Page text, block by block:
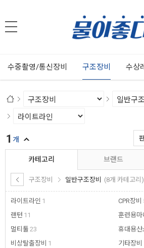
수중촬영/통신장비 구조장비 수상
카테고리
구조장비 일반구조장비 (8개 카테고리)
라이트라인 1
랜턴 11
멀티툴 23
비상탈출장비 1
CPR장비
훈련용마
휴대용산
기타장비
브랜드
1 개